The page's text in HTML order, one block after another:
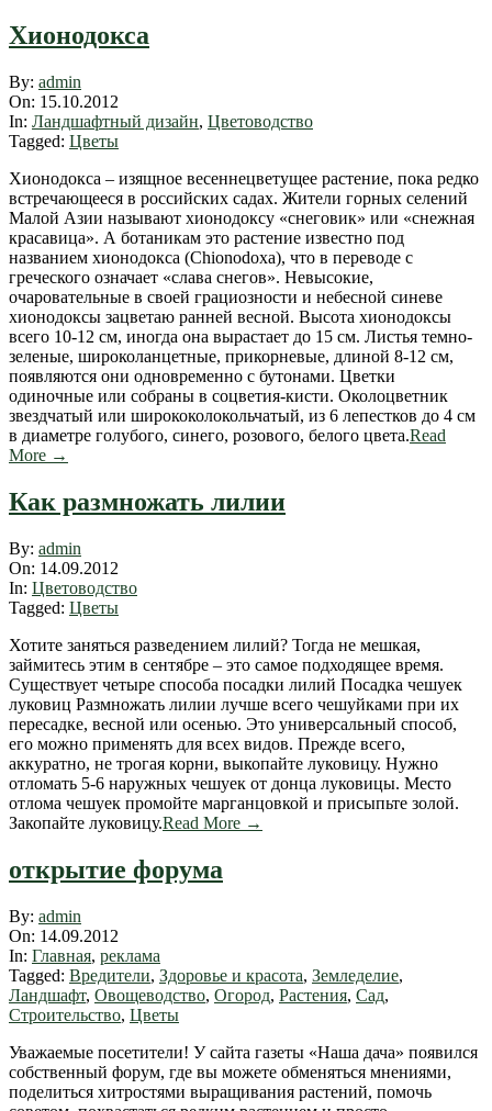
Хионодокса
2012-
10-
15
By: admin
On: 15.10.2012
In: Ландшафтный дизайн, Цветоводство
Tagged: Цветы
Хионодокса – изящное весеннецветущее растение, пока редко
встречающееся в российских садах. Жители горных селений
Малой Азии называют хионодоксу «снеговик» или «снежная
красавица». А ботаникам это растение известно под
названием хионодокса (Chionodoxa), что в переводе с
греческого означает «слава снегов». Невысокие,
очаровательные в своей грациозности и небесной синеве
хионодоксы зацветаю ранней весной. Высота хионодоксы
всего 10-12 см, иногда она вырастает до 15 см. Листья темно-
зеленые, широколанцетные, прикорневые, длиной 8-12 см,
появляются они одновременно с бутонами. Цветки
одиночные или собраны в соцветия-кисти. Околоцветник
звездчатый или ширококолокольчатый, из 6 лепестков до 4 см
в диаметре голубого, синего, розового, белого цвета.Read
More →
Как размножать лилии
2012-
09-
14
By: admin
On: 14.09.2012
In: Цветоводство
Tagged: Цветы
Хотите заняться разведением лилий? Тогда не мешкая,
займитесь этим в сентябре – это самое подходящее время.
Существует четыре способа посадки лилий Посадка чешуек
луковиц Размножать лилии лучше всего чешуйками при их
пересадке, весной или осенью. Это универсальный способ,
его можно применять для всех видов. Прежде всего,
аккуратно, не трогая корни, выкопайте луковицу. Нужно
отломать 5-6 наружных чешуек от донца луковицы. Место
отлома чешуек промойте марганцовкой и присыпьте золой.
Закопайте луковицу.Read More →
открытие форума
2012-
09-
14
By: admin
On: 14.09.2012
In: Главная, реклама
Tagged: Вредители, Здоровье и красота, Земледелие,
Ландшафт, Овощеводство, Огород, Растения, Сад,
Строительство, Цветы
Уважаемые посетители! У сайта газеты «Наша дача» появился
собственный форум, где вы можете обменяться мнениями,
поделиться хитростями выращивания растений, помочь